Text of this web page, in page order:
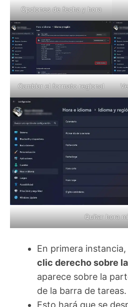
Opciones de fecha y hora
Cambiar el formato regional
Quitar hora
En primera
clic derecho sobre
aparece sobre la
de la barra de tareas.
Esto hará que se